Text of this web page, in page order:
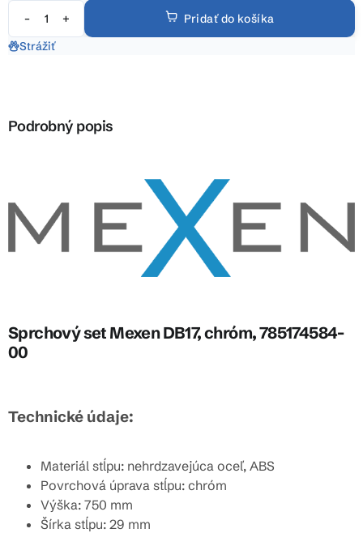
Pridať do košíka
Strážiť
Podrobný popis
Sprchový set Mexen DB17, chróm, 785174584-
00
Technické údaje:
Materiál stĺpu: nehrdzavejúca oceľ, ABS
Povrchová úprava stĺpu: chróm
Výška: 750 mm
Šírka stĺpu: 29 mm